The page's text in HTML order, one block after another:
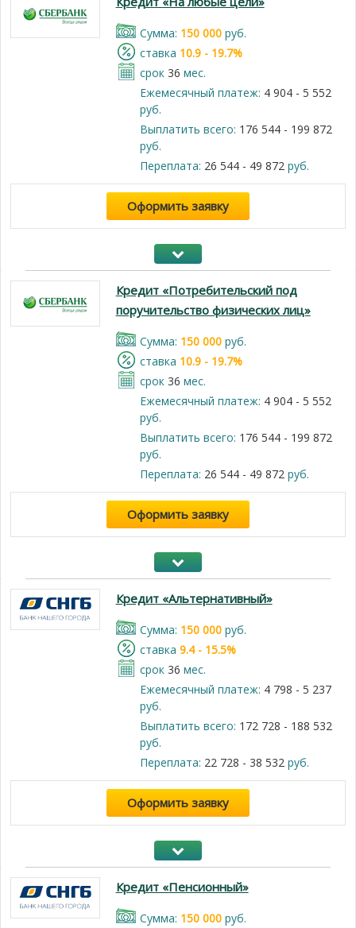
Cумма: 150 000руб.
cтавка 10.9 - 19.7%
срок 36 мес.
Ежемесячный платеж: 4 904 - 5 552
руб.
Выплатить всего: 176 544 - 199 872
руб.
Переплата: 26 544 - 49 872руб.
Оформить заявку
Кредит «Потребительский под
поручительство физических лиц»
Cумма: 150 000руб.
cтавка 10.9 - 19.7%
срок 36 мес.
Ежемесячный платеж: 4 904 - 5 552
руб.
Выплатить всего: 176 544 - 199 872
руб.
Переплата: 26 544 - 49 872руб.
Оформить заявку
Кредит «Альтернативный»
Cумма: 150 000руб.
cтавка 9.4 - 15.5%
срок 36 мес.
Ежемесячный платеж: 4 798 - 5 237
руб.
Выплатить всего: 172 728 - 188 532
руб.
Переплата: 22 728 - 38 532руб.
Оформить заявку
Кредит «Пенсионный»
Cумма: 150 000руб.